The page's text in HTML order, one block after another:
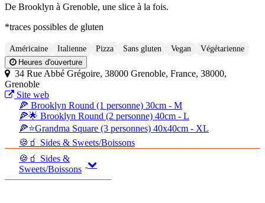
De Brooklyn à Grenoble, une slice à la fois.
*traces possibles de gluten
Américaine Italienne Pizza Sans gluten Vegan
Végétarienne
Heures d'ouverture
34 Rue Abbé Grégoire, 38000 Grenoble, France, 38000,
Grenoble
Site web
🍕 Brooklyn Round (1 personne) 30cm - M
🍕🌟 Brooklyn Round (2 personne) 40cm - L
🍕⭐Grandma Square (3 personnes) 40x40cm - XL
🍪🧃 Sides & Sweets/Boissons
🍪🧃 Sides &
Sweets/Boissons